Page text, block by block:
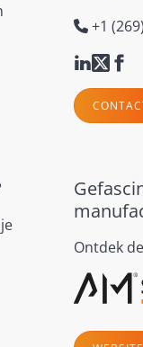
+1
Ontdek